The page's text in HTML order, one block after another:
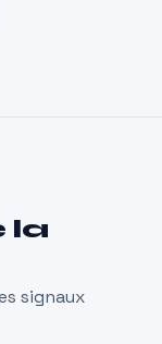
la
signaux